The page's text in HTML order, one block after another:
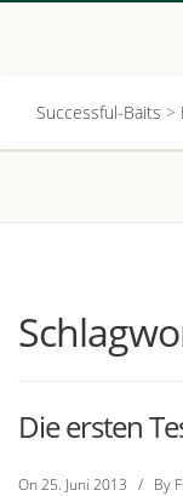
Successful-Baits >
Die ersten
On 25. Juni 2013 / By